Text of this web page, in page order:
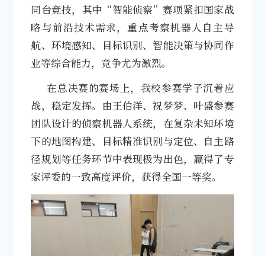
同台竞技，其中“智能侦察”赛项紧扣国家战
略与前沿技术需求，重点考察机器人自主导
航、环境感知、目标识别、智能决策与协同作
业等综合能力，竞争尤为激烈。
在总决赛的赛场上，我校参赛学子沉着应
战，稳定发挥。由王伯洋、祝梦梦、叶盛参赛
团队设计的侦察机器人系统，在复杂未知环境
下的地图构建、目标精准识别与定位、自主路
径规划等任务环节中表现极为出色，赢得了专
家评委的一致高度评价，获得全国一等奖。